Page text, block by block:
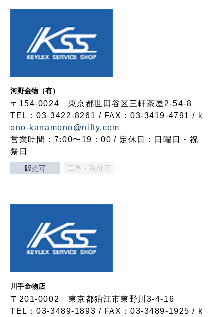
河野金物（有）
〒154-0024 東京都世田谷区三軒茶屋2-54-8
TEL：03-3422-8261 / FAX：03-3419-4791 / k
ono-kanamono@nifty.com
営業時間：7:00〜19：00 / 定休日：日曜日・祝
祭日
販売可 工事・取付可
川手金物店
〒201-0002 東京都狛江市東野川3-4-16
TEL：03-3489-1893 / FAX：03-3489-1925 / k